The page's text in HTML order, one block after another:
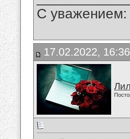
С
17.02.2022, 16:36